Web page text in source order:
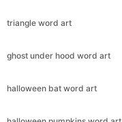
triangle word art
ghost under hood word art
halloween bat word art